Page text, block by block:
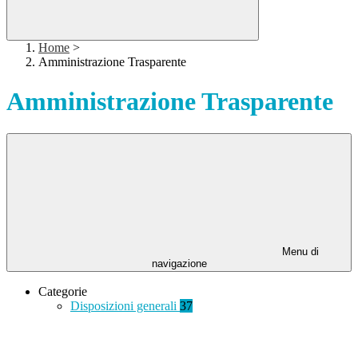
Home >
Amministrazione Trasparente
Amministrazione Trasparente
Menu di
navigazione
Categorie
Disposizioni generali 37